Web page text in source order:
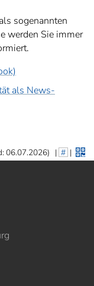
sogenannten
werden Sie immer
als News-
06.07.2026) | # |